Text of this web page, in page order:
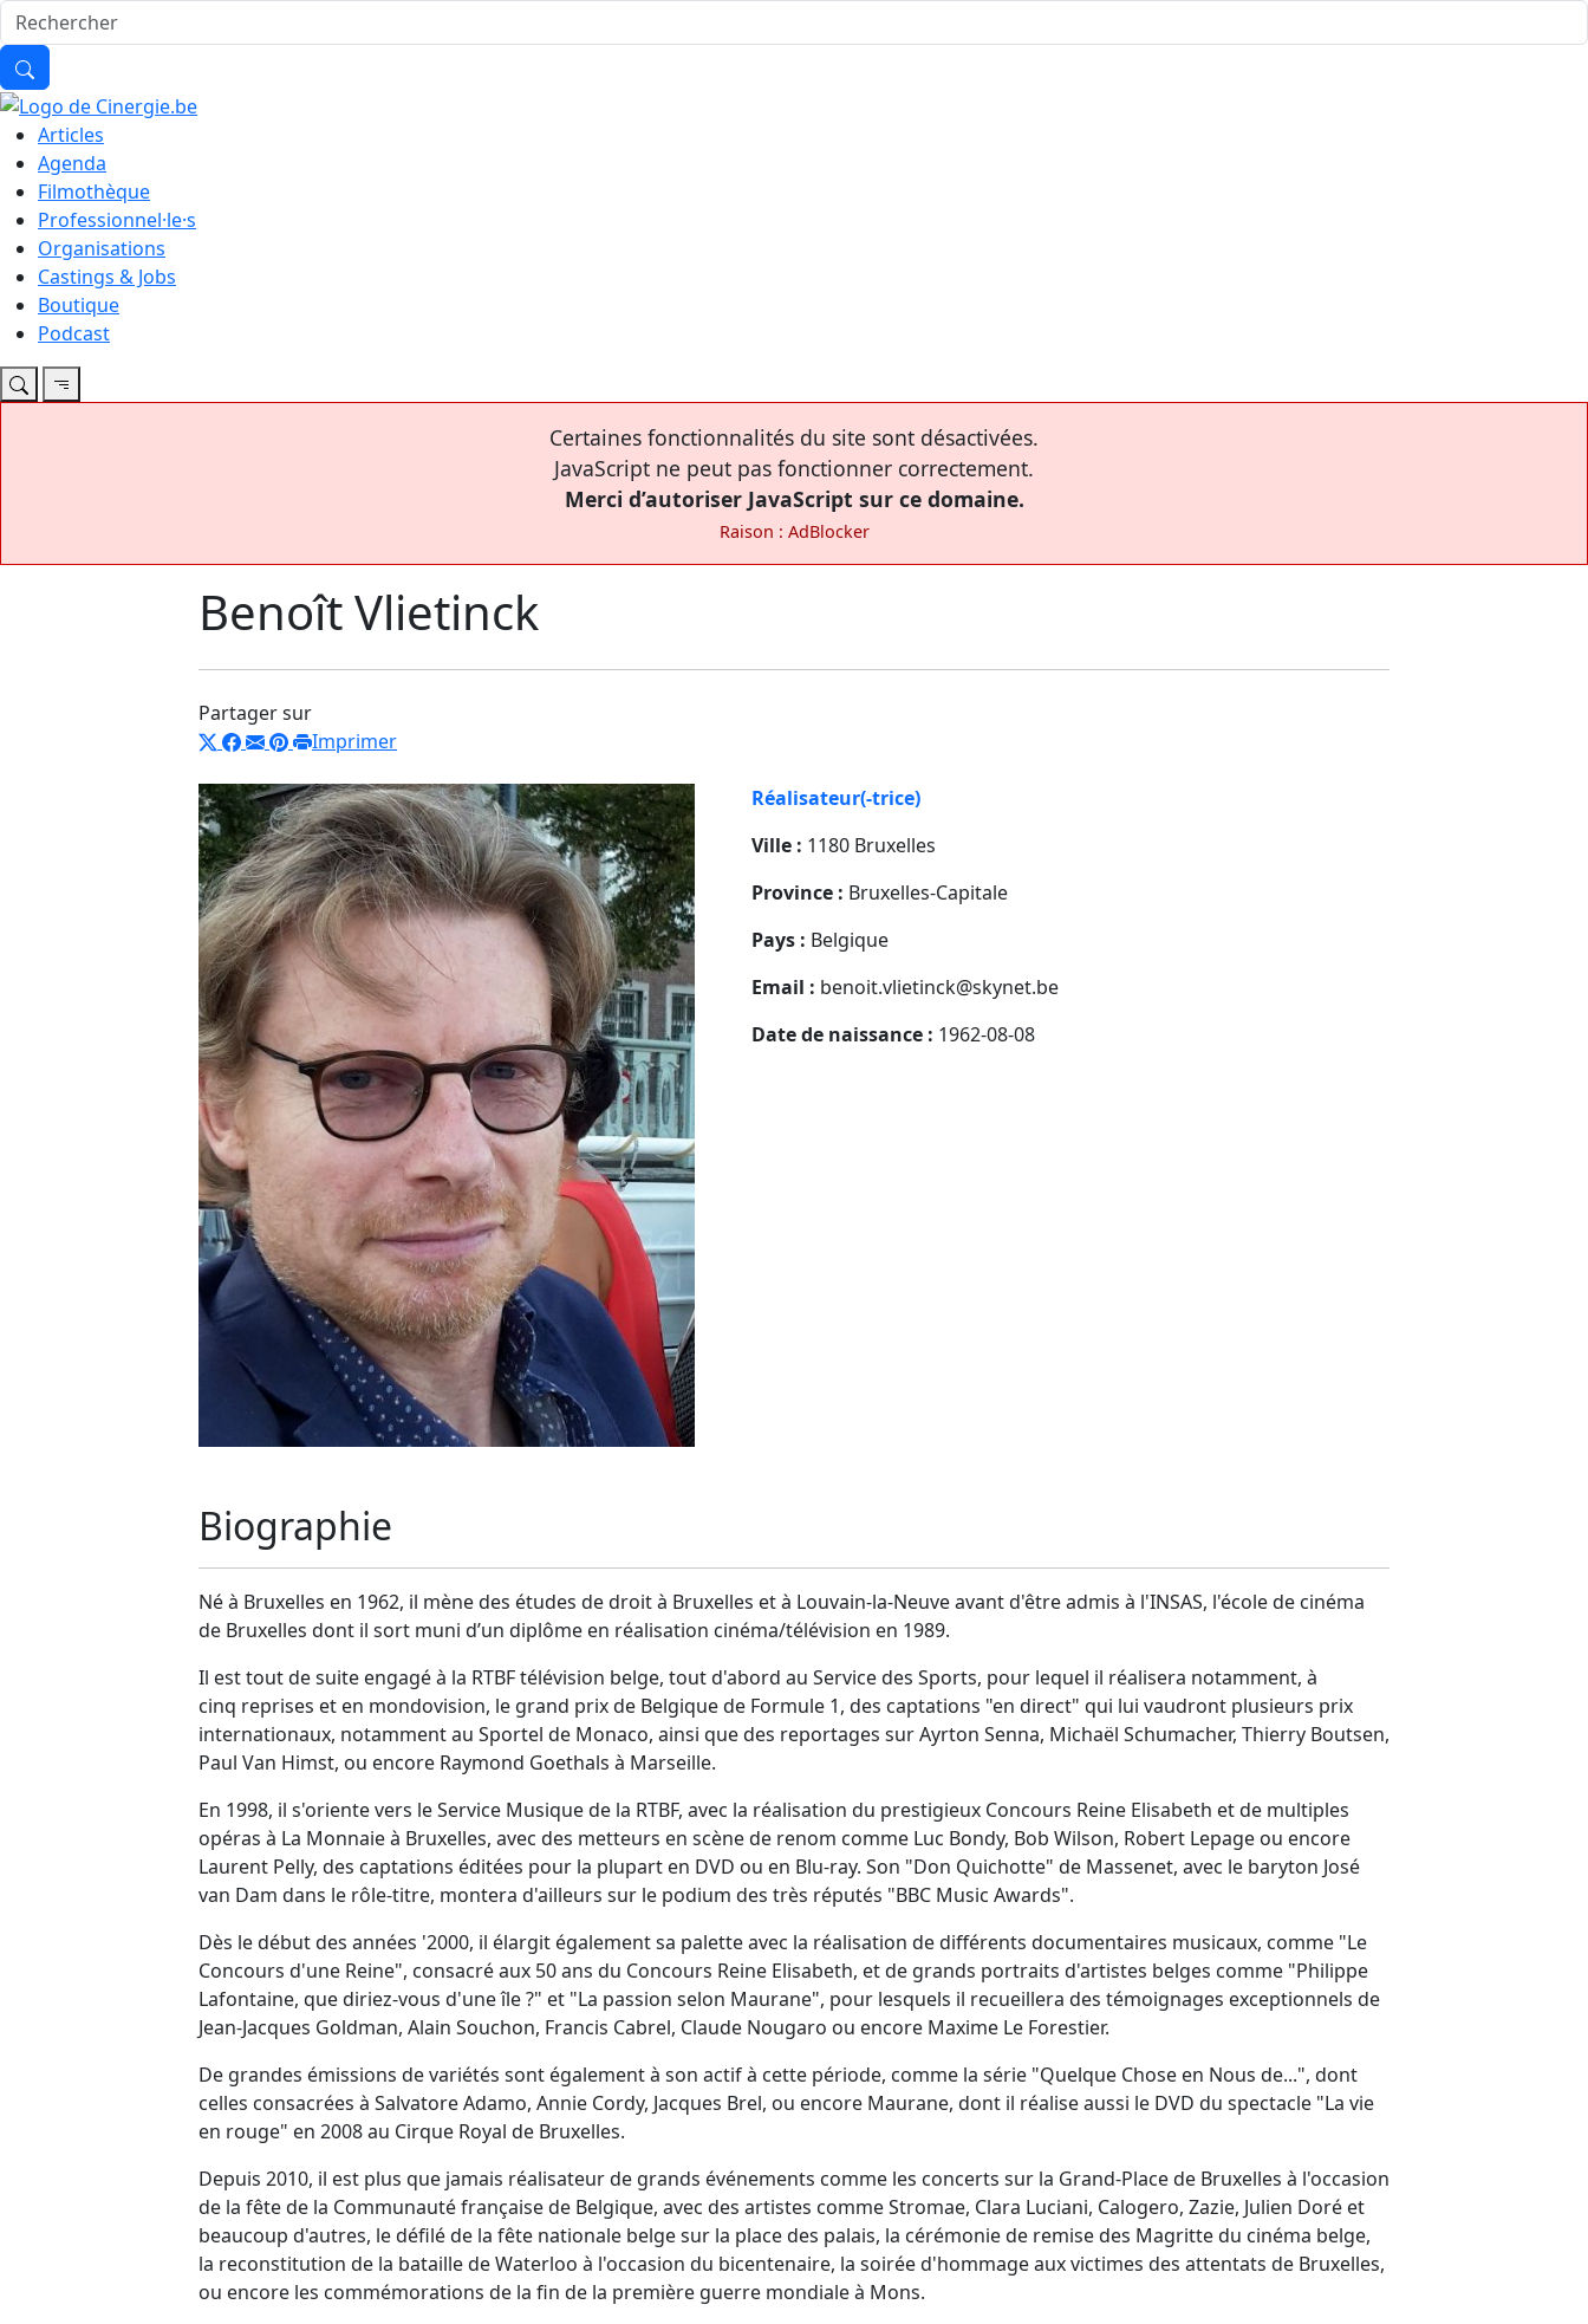
Articles
Agenda
Filmothèque
Professionnel·le·s
Organisations
Castings & Jobs
Boutique
Podcast
Certaines fonctionnalités du site sont désactivées.
JavaScript ne peut pas fonctionner correctement.
Merci d’autoriser JavaScript sur ce domaine.
Raison : AdBlocker
Benoît Vlietinck
Partager sur
Imprimer
Réalisateur(-trice)
Ville : 1180 Bruxelles
Province : Bruxelles-Capitale
Pays : Belgique
Email : benoit.vlietinck@skynet.be
Date de naissance : 1962-08-08
Biographie
Né à Bruxelles en 1962, il mène des études de droit à Bruxelles et à Louvain-la-Neuve avant d'être admis à l'INSAS, l'école de cinéma
de Bruxelles dont il sort muni d’un diplôme en réalisation cinéma/télévision en 1989.
Il est tout de suite engagé à la RTBF télévision belge, tout d'abord au Service des Sports, pour lequel il réalisera notamment, à
cinq reprises et en mondovision, le grand prix de Belgique de Formule 1, des captations "en direct" qui lui vaudront plusieurs prix
internationaux, notamment au Sportel de Monaco, ainsi que des reportages sur Ayrton Senna, Michaël Schumacher, Thierry Boutsen,
Paul Van Himst, ou encore Raymond Goethals à Marseille.
En 1998, il s'oriente vers le Service Musique de la RTBF, avec la réalisation du prestigieux Concours Reine Elisabeth et de multiples
opéras à La Monnaie à Bruxelles, avec des metteurs en scène de renom comme Luc Bondy, Bob Wilson, Robert Lepage ou encore
Laurent Pelly, des captations éditées pour la plupart en DVD ou en Blu-ray. Son "Don Quichotte" de Massenet, avec le baryton José
van Dam dans le rôle-titre, montera d'ailleurs sur le podium des très réputés "BBC Music Awards".
Dès le début des années '2000, il élargit également sa palette avec la réalisation de différents documentaires musicaux, comme "Le
Concours d'une Reine", consacré aux 50 ans du Concours Reine Elisabeth, et de grands portraits d'artistes belges comme "Philippe
Lafontaine, que diriez-vous d'une île ?" et "La passion selon Maurane", pour lesquels il recueillera des témoignages exceptionnels de
Jean-Jacques Goldman, Alain Souchon, Francis Cabrel, Claude Nougaro ou encore Maxime Le Forestier.
De grandes émissions de variétés sont également à son actif à cette période, comme la série "Quelque Chose en Nous de...", dont
celles consacrées à Salvatore Adamo, Annie Cordy, Jacques Brel, ou encore Maurane, dont il réalise aussi le DVD du spectacle "La vie
en rouge" en 2008 au Cirque Royal de Bruxelles.
Depuis 2010, il est plus que jamais réalisateur de grands événements comme les concerts sur la Grand-Place de Bruxelles à l'occasion
de la fête de la Communauté française de Belgique, avec des artistes comme Stromae, Clara Luciani, Calogero, Zazie, Julien Doré et
beaucoup d'autres, le défilé de la fête nationale belge sur la place des palais, la cérémonie de remise des Magritte du cinéma belge,
la reconstitution de la bataille de Waterloo à l'occasion du bicentenaire, la soirée d'hommage aux victimes des attentats de Bruxelles,
ou encore les commémorations de la fin de la première guerre mondiale à Mons.